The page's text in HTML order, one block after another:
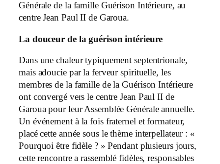
Générale de la famille Guérison Intérieure, au
centre Jean Paul II de Garoua.
La douceur de la guérison intérieure
Dans une chaleur typiquement septentrionale,
mais adoucie par la ferveur spirituelle, les
membres de la famille de la Guérison Intérieure
ont convergé vers le centre Jean Paul II de
Garoua pour leur Assemblée Générale annuelle.
Un événement à la fois fraternel et formateur,
placé cette année sous le thème interpellateur : «
Pourquoi être fidèle ? » Pendant plusieurs jours,
cette rencontre a rassemblé fidèles, responsables